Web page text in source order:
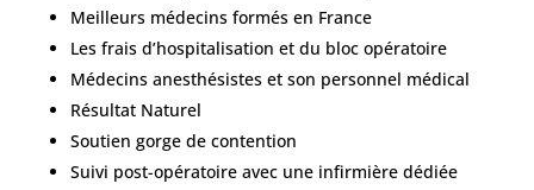
Meilleurs médecins formés en France
Les frais d’hospitalisation et du bloc opératoire
Médecins anesthésistes et son personnel médical
Résultat Naturel
Soutien gorge de contention
Suivi post-opératoire avec une infirmière dédiée